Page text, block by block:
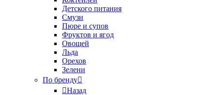
Детского питания
Смузи
Пюре и супов
Фруктов и ягод
Овощей
Льда
Орехов
Зелени
По бренду
Назад